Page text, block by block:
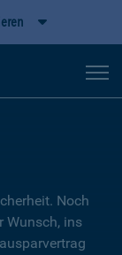
Noch
Wunsch, ins